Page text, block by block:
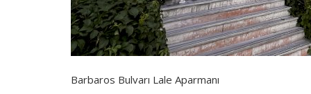
Barbaros Bulvarı Lale Aparmanı